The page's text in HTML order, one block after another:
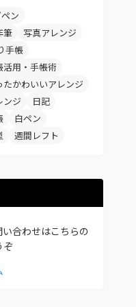
ン
筆
写真アレンジ
手帳
活用・手帳術
たかわいいアレンジ
ンジ
日記
白ペン
週間レフト
合わせはこちらの
ぞ